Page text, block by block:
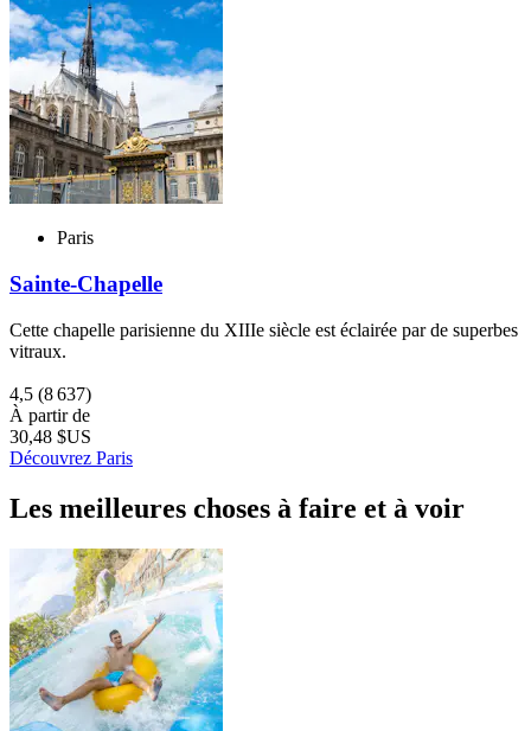
Paris
Sainte-Chapelle
Cette chapelle parisienne du XIIIe siècle est éclairée par de superbes
vitraux.
4,5 (8 637)
À partir de
30,48 $US
Découvrez Paris
Les meilleures choses à faire et à voir